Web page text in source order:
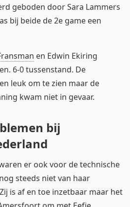
geboden door Sara Lammers
bij beide de 2e game een
en Edwin Ekiring
6-0 tussenstand. De
leuk om te zien maar de
kwam niet in gevaar.
bij
er ook voor de technische
steeds niet van haar
is af en toe inzetbaar maar het